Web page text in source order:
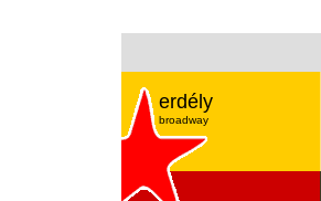
erdély
broadway